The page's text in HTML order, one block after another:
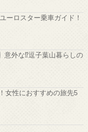
ーロスター乗車ガイド！
意外な⁉️逗子葉山暮らしの
女性におすすめの旅先5